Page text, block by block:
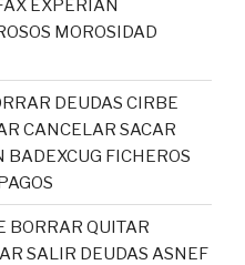
EXPERIAN
MOROSIDAD
DEUDAS CIRBE
CANCELAR SACAR
FICHEROS
QUITAR
SALIR DEUDAS ASNEF